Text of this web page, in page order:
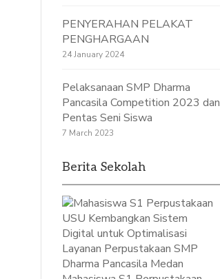
PENYERAHAN PELAKAT
PENGHARGAAN
24 January 2024
Pelaksanaan SMP Dharma
Pancasila Competition 2023 dan
Pentas Seni Siswa
7 March 2023
Berita Sekolah